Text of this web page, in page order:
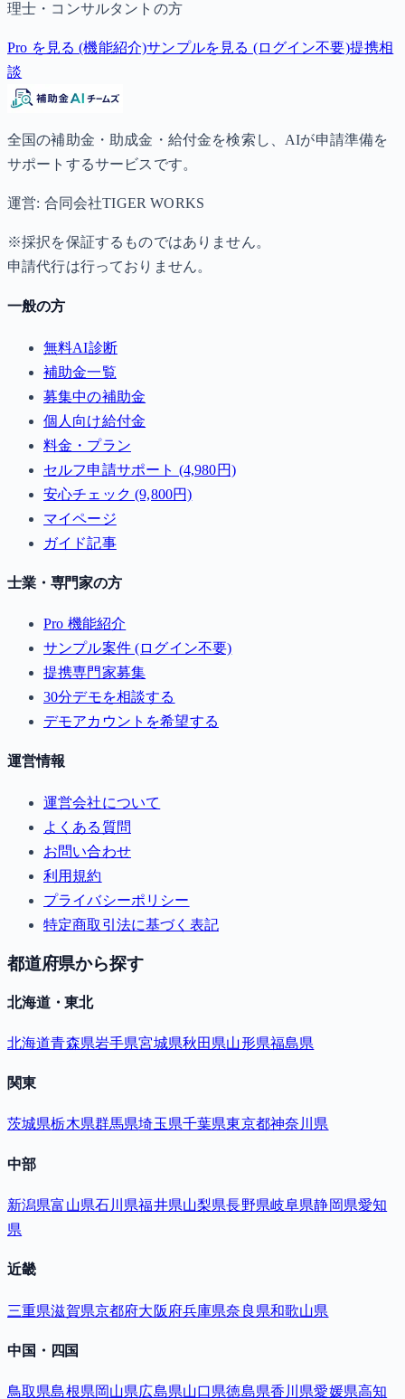
理士・コンサルタントの方
Pro を見る (機能紹介)サンプルを見る (ログイン不要)提携相
談
全国の補助金・助成金・給付金を検索し、AIが申請準備を
サポートするサービスです。
運営: 合同会社TIGER WORKS
※採択を保証するものではありません。
申請代行は行っておりません。
一般の方
無料AI診断
補助金一覧
募集中の補助金
個人向け給付金
料金・プラン
セルフ申請サポート (4,980円)
安心チェック (9,800円)
マイページ
ガイド記事
士業・専門家の方
Pro 機能紹介
サンプル案件 (ログイン不要)
提携専門家募集
30分デモを相談する
デモアカウントを希望する
運営情報
運営会社について
よくある質問
お問い合わせ
利用規約
プライバシーポリシー
特定商取引法に基づく表記
都道府県から探す
北海道・東北
北海道青森県岩手県宮城県秋田県山形県福島県
関東
茨城県栃木県群馬県埼玉県千葉県東京都神奈川県
中部
新潟県富山県石川県福井県山梨県長野県岐阜県静岡県愛知
県
近畿
三重県滋賀県京都府大阪府兵庫県奈良県和歌山県
中国・四国
鳥取県島根県岡山県広島県山口県徳島県香川県愛媛県高知